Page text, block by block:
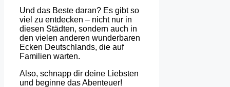
Und das Beste daran? Es gibt so
viel zu entdecken – nicht nur in
diesen Städten, sondern auch in
den vielen anderen wunderbaren
Ecken Deutschlands, die auf
Familien warten.
Also, schnapp dir deine Liebsten
und beginne das Abenteuer!